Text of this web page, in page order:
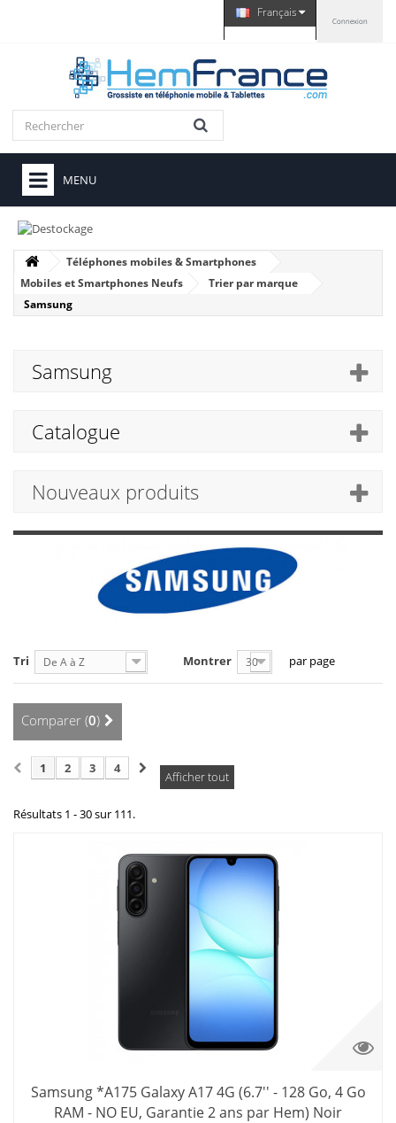
Connexion
Français
MENU
Téléphones mobiles & Smartphones
Mobiles et Smartphones Neufs
Trier par marque
Samsung
Samsung
Catalogue
Nouveaux produits
Tri De A à Z Montrer 30 par page
Comparer (0)
Afficher tout
1 2 3 4
Résultats 1 - 30 sur 111.
Samsung *A175 Galaxy A17 4G (6.7'' - 128 Go, 4 Go
RAM - NO EU, Garantie 2 ans par Hem) Noir